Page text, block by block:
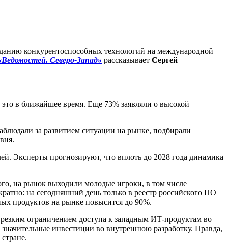
конкурентоспособных технологий на международной
Северо-Запад» рассказывает Сергей
в ближайшее время. Еще 73% заявляли о высокой
за развитием ситуации на рынке, подбирали
Эксперты прогнозируют, что вплоть до 2028 года динамика
на рынок выходили молодые игроки, в том числе
на сегодняшний день только в реестр российского ПО
продуктов на рынке повысится до 90%.
ограничением доступа к западным ИТ-продуктам во
инвестиции во внутреннюю разработку. Правда,